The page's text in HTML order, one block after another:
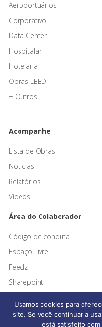
Aeroportuários
Corporativo
Data Center
Hospitalar
Hotelaria
Obras LEED
+ Outros
Acompanhe
Lista de Obras
Notícias
Relatórios
Vídeos
Área do Colaborador
Código de conduta
Espaço Livre
Feedz
Sharepoint
Usamos cookies para
site. Se você continuar a
está satisfeito com